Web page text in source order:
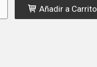
Añadir a Carrito